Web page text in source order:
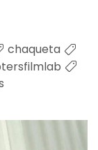
chaqueta